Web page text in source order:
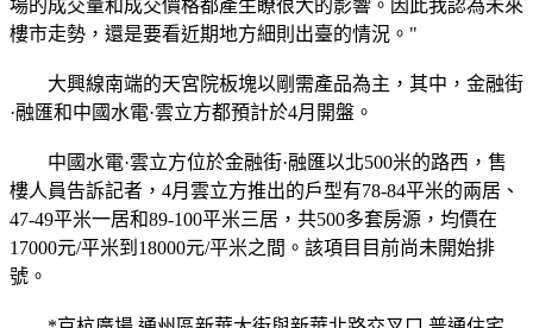
場的成交量和成交價格都產生瞭很大的影響。因此我認為未來
樓市走勢，還是要看近期地方細則出臺的情況。"
大興線南端的天宮院板塊以剛需產品為主，其中，金融街
·融匯和中國水電·雲立方都預計於4月開盤。
中國水電·雲立方位於金融街·融匯以北500米的路西，售
樓人員告訴記者，4月雲立方推出的戶型有78-84平米的兩居、
47-49平米一居和89-100平米三居，共500多套房源，均價在
17000元/平米到18000元/平米之間。該項目目前尚未開始排
號。